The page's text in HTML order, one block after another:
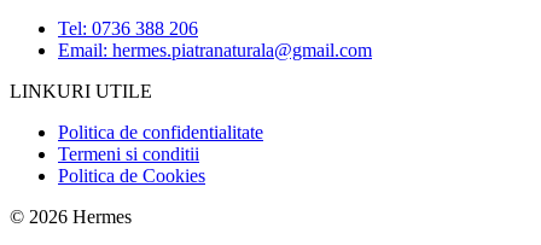
Tel: 0736 388 206
Email: hermes.piatranaturala@gmail.com
LINKURI UTILE
Politica de confidentialitate
Termeni si conditii
Politica de Cookies
© 2026 Hermes